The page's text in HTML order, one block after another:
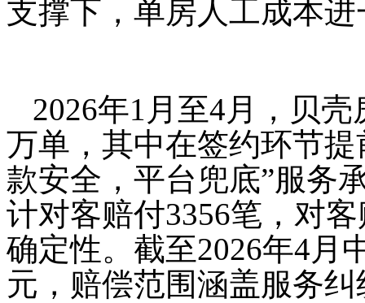
支撑下，单房人工成本
2026年1月至4月，贝
万单，其中在签约环节
款安全，平台兜底”服务
计对客赔付3356笔，对
确定性。截至2026年4月
元，赔偿范围涵盖服务